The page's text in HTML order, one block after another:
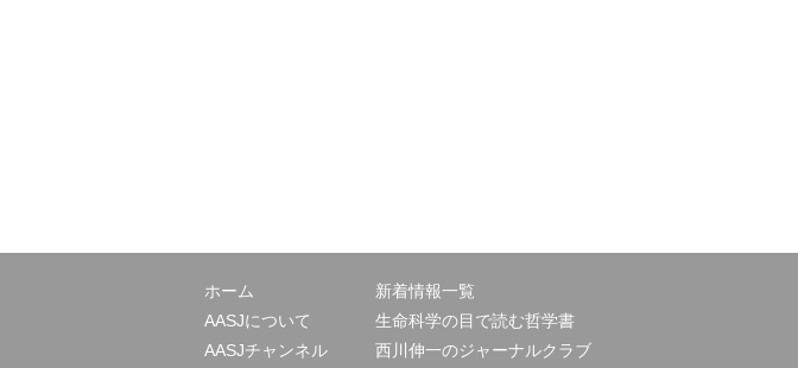
ホーム
AASJについて
AASJチャンネル
新着情報一覧
生命科学の目で読む哲学書
西川伸一のジャーナルクラブ